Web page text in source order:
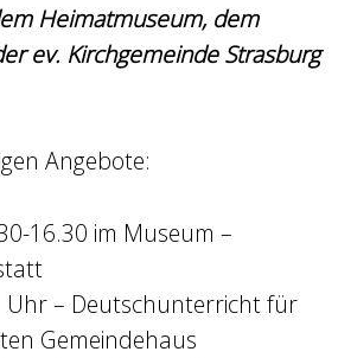
Heimatmuseum, dem
ev. Kirchgemeinde Strasburg
Angebote:
16.30 im Museum –
Uhr – Deutschunterricht für
Gemeindehaus